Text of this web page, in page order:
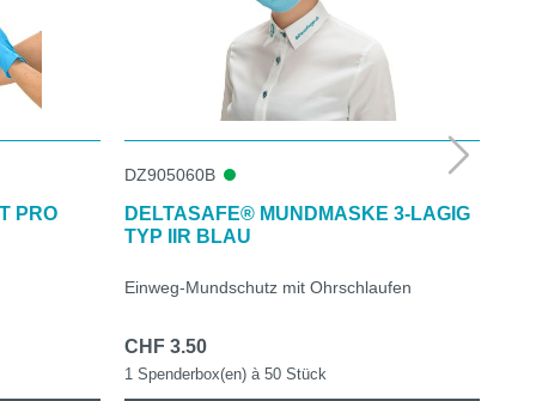
PRO
DZ905060B
DELTASAFE® MUNDMASKE 3-LAGIG
TYP IIR BLAU
Einweg-Mundschutz mit Ohrschlaufen
CHF 3.50
1 Spenderbox(en) à 50 Stück